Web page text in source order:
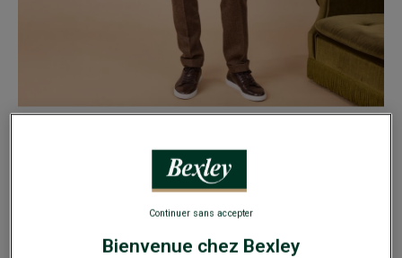
Pantalon habillé homme Chevron Marron -
Bienvenue chez Bexley
Continuer sans accepter